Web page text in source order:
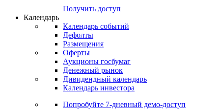
Получить доступ
Календарь
Календарь событий
Дефолты
Размещения
Оферты
Аукционы госбумаг
Денежный рынок
Дивидендный календарь
Календарь инвестора
Попробуйте 7-дневный демо-доступ